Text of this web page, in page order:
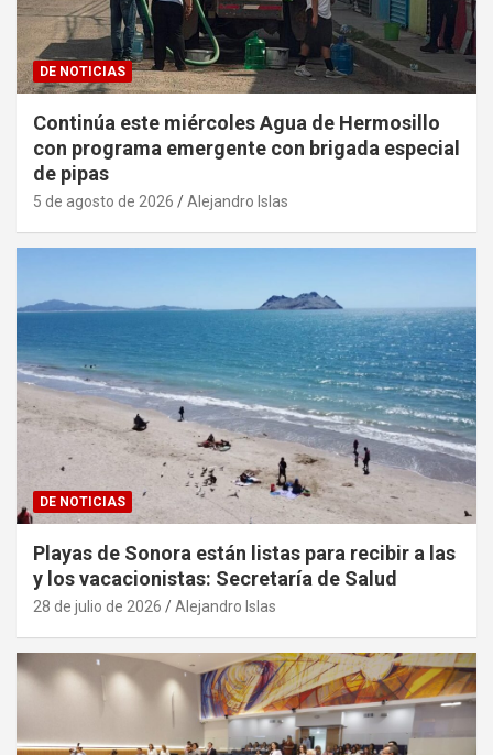
DE NOTICIAS
Continúa este miércoles Agua de Hermosillo
con programa emergente con brigada especial
de pipas
5 de agosto de 2026 Alejandro Islas
DE NOTICIAS
Playas de Sonora están listas para recibir a las
y los vacacionistas: Secretaría de Salud
28 de julio de 2026 Alejandro Islas